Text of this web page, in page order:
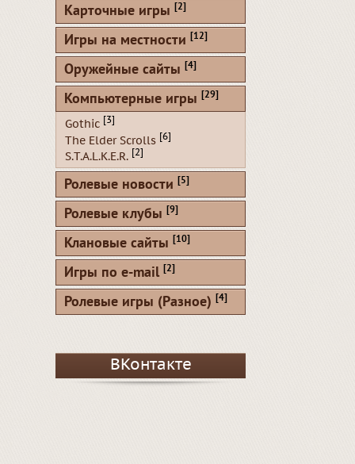
Карточные игры [2]
Игры на местности [12]
Оружейные сайты [4]
Компьютерные игры [29]
Gothic [3]
The Elder Scrolls [6]
S.T.A.L.K.E.R. [2]
Ролевые новости [5]
Ролевые клубы [9]
Клановые сайты [10]
Игры по e-mail [2]
Ролевые игры (Разное) [4]
ВКонтакте